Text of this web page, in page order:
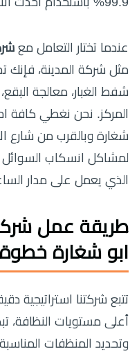
عندما تختار التعامل مع
مثل شركة المدينة،
شفط الغبار، معالجة
المركز. نحن نغطي كافة
شغارة وبالقرب من شارع
لمشاكل انسكاب السوائل
الذي يعمل على مدار
طريقة عمل
ابو شغارة
تتبع شركتنا استراتيجية
أعلى مستويات النظافة،
وتحديد المنظفات